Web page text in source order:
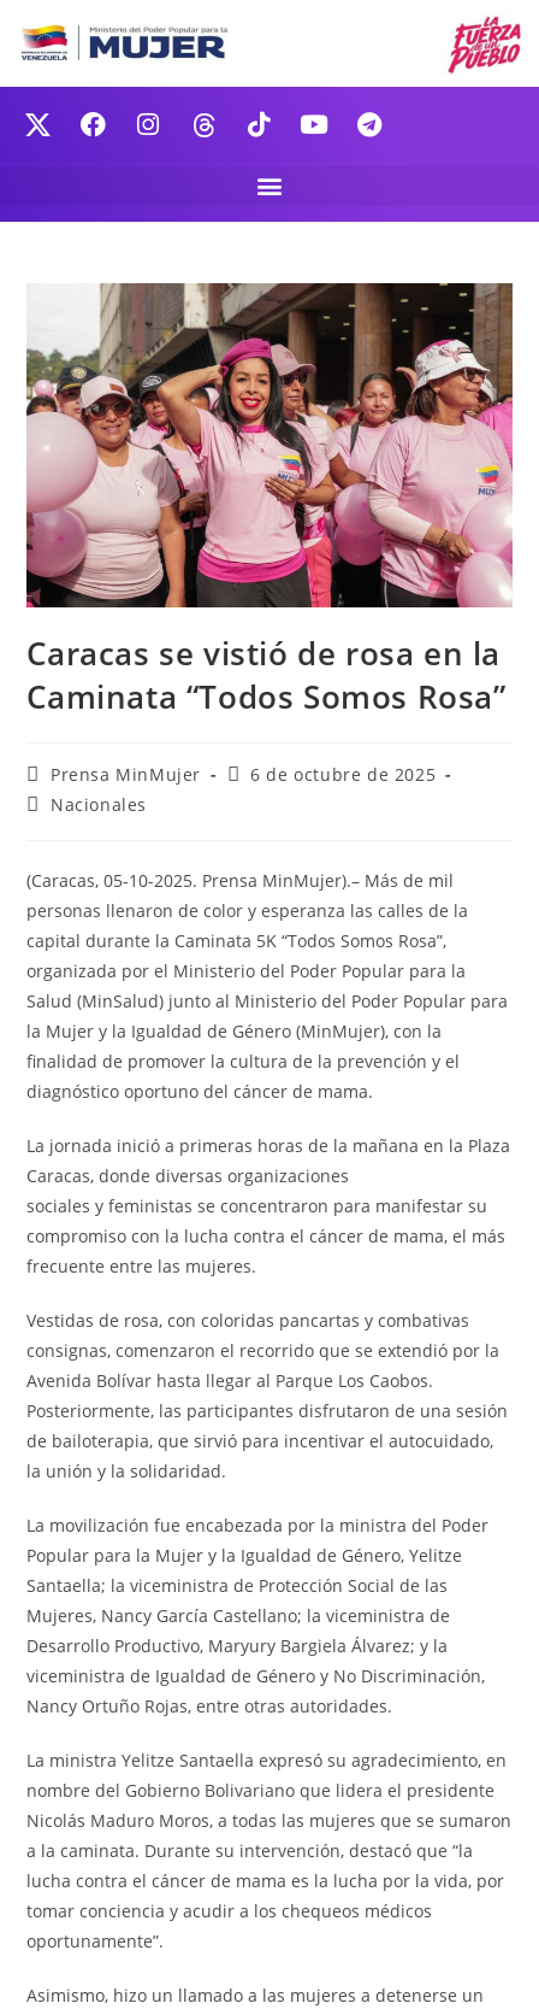
Caracas se vistió de rosa en la
Caminata “Todos Somos Rosa”
Prensa MinMujer
6 de octubre de 2025
Nacionales
(Caracas, 05-10-2025. Prensa MinMujer).– Más de mil
personas llenaron de color y esperanza las calles de la
capital durante la Caminata 5K “Todos Somos Rosa”,
organizada por el Ministerio del Poder Popular para la
Salud (MinSalud) junto al Ministerio del Poder Popular para
la Mujer y la Igualdad de Género (MinMujer), con la
finalidad de promover la cultura de la prevención y el
diagnóstico oportuno del cáncer de mama.
La jornada inició a primeras horas de la mañana en la Plaza
Caracas, donde diversas organizaciones
sociales y feministas se concentraron para manifestar su
compromiso con la lucha contra el cáncer de mama, el más
frecuente entre las mujeres.
Vestidas de rosa, con coloridas pancartas y combativas
consignas, comenzaron el recorrido que se extendió por la
Avenida Bolívar hasta llegar al Parque Los Caobos.
Posteriormente, las participantes disfrutaron de una sesión
de bailoterapia, que sirvió para incentivar el autocuidado,
la unión y la solidaridad.
La movilización fue encabezada por la ministra del Poder
Popular para la Mujer y la Igualdad de Género, Yelitze
Santaella; la viceministra de Protección Social de las
Mujeres, Nancy García Castellano; la viceministra de
Desarrollo Productivo, Maryury Bargiela Álvarez; y la
viceministra de Igualdad de Género y No Discriminación,
Nancy Ortuño Rojas, entre otras autoridades.
La ministra Yelitze Santaella expresó su agradecimiento, en
nombre del Gobierno Bolivariano que lidera el presidente
Nicolás Maduro Moros, a todas las mujeres que se sumaron
a la caminata. Durante su intervención, destacó que “la
lucha contra el cáncer de mama es la lucha por la vida, por
tomar conciencia y acudir a los chequeos médicos
oportunamente”.
Asimismo, hizo un llamado a las mujeres a detenerse un